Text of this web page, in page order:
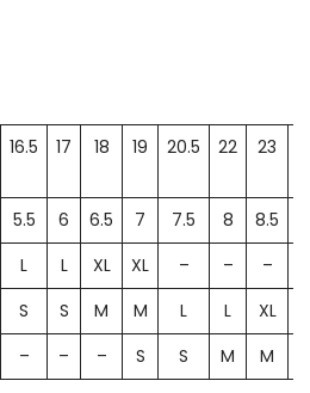
16.5 17 18 19 20.5 22 23
5.5 6 6.5 7 7.5 8 8.5
L L XL XL – – –
S S M M L L XL
– – – S S M M